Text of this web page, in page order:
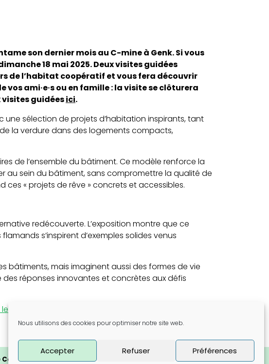
Nous utilisons des cookies pour optimiser notre site web.
Accepter Refuser Préférences
son dernier mois au C-mine à Genk. Si vous
18 mai 2025. Deux visites guidées
de l’habitat coopératif et vous fera découvrir
ami·e·s ou en famille : la visite se clôturera
visites guidéesici.
une sélection de projets d’habitation inspirants, tant
de la verdure dans des logements compacts,
de l’ensemble du bâtiment. Ce modèle renforce la
au sein du bâtiment, sans compromettre la qualité de
ces « projets de rêve » concrets et accessibles.
redécouverte. L’exposition montre que ce
s’inspirent d’exemples solides venus
bâtiments, mais imaginent aussi des formes de vie
réponses innovantes et concrètes aux défis
juin au STAM
et du CLTB